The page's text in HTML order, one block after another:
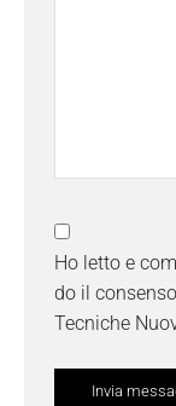
Ho letto e
do il
Tecniche